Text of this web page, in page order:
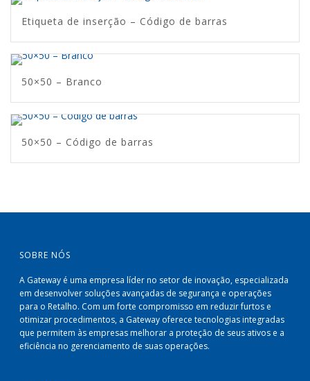
Etiqueta de inserção – Código de barras
50×50 – Branco
50×50 – Código de barras
SOBRE NÓS
A Gateway é uma empresa líder no setor de inovação, especializada
em desenvolver soluções avançadas de segurança e operações
para o Retalho. Com um forte compromisso em reduzir furtos e
otimizar procedimentos, a Gateway oferece tecnologias integradas
que permitem às empresas melhorar a proteção de seus ativos e a
eficiência no gerenciamento de suas operações.